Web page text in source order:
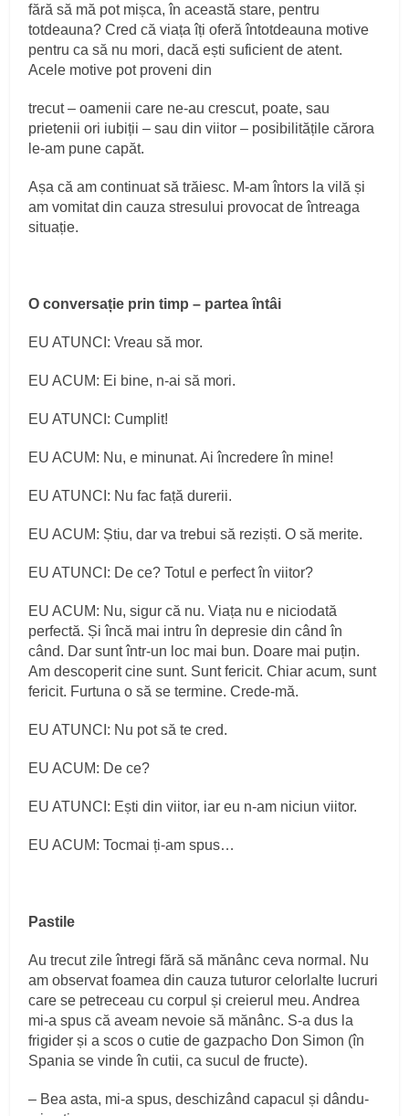
fără să mă pot mișca, în această stare, pentru
totdeauna? Cred că viața îți oferă întotdeauna motive
pentru ca să nu mori, dacă ești suficient de atent.
Acele motive pot proveni din
trecut – oamenii care ne-au crescut, poate, sau
prietenii ori iubiții – sau din viitor – posibilitățile cărora
le-am pune capăt.
Așa că am continuat să trăiesc. M-am întors la vilă și
am vomitat din cauza stresului provocat de întreaga
situație.
O conversație prin timp – partea întâi
EU ATUNCI: Vreau să mor.
EU ACUM: Ei bine, n-ai să mori.
EU ATUNCI: Cumplit!
EU ACUM: Nu, e minunat. Ai încredere în mine!
EU ATUNCI: Nu fac față durerii.
EU ACUM: Știu, dar va trebui să reziști. O să merite.
EU ATUNCI: De ce? Totul e perfect în viitor?
EU ACUM: Nu, sigur că nu. Viața nu e niciodată
perfectă. Și încă mai intru în depresie din când în
când. Dar sunt într-un loc mai bun. Doare mai puțin.
Am descoperit cine sunt. Sunt fericit. Chiar acum, sunt
fericit. Furtuna o să se termine. Crede-mă.
EU ATUNCI: Nu pot să te cred.
EU ACUM: De ce?
EU ATUNCI: Ești din viitor, iar eu n-am niciun viitor.
EU ACUM: Tocmai ți-am spus…
Pastile
Au trecut zile întregi fără să mănânc ceva normal. Nu
am observat foamea din cauza tuturor celorlalte lucruri
care se petreceau cu corpul și creierul meu. Andrea
mi-a spus că aveam nevoie să mănânc. S-a dus la
frigider și a scos o cutie de gazpacho Don Simon (în
Spania se vinde în cutii, ca sucul de fructe).
– Bea asta, mi-a spus, deschizând capacul și dându-